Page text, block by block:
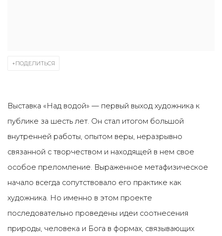
ПОДЕЛИТЬСЯ
Выставка «Над водой» — первый выход художника к
публике за шесть лет. Он стал итогом большой
внутренней работы, опытом веры, неразрывно
связанной с творчеством и находящей в нем свое
особое преломление. Выраженное метафизическое
начало всегда сопутствовало его практике как
художника. Но именно в этом проекте
последовательно проведены идеи соотнесения
природы, человека и Бога в формах, связывающих